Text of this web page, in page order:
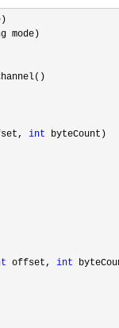
mode)
int
offset, int